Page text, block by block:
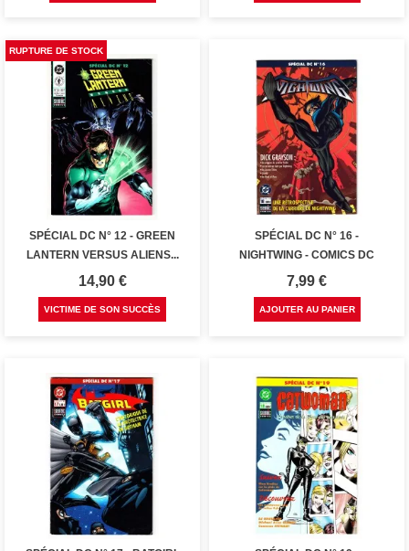
SPÉCIAL DC N° 12 - GREEN
LANTERN VERSUS ALIENS...
Prix
14,90 €
VICTIME DE SON SUCCÈS
RUPTURE DE STOCK
SPÉCIAL DC N° 16 -
NIGHTWING - COMICS DC
Prix
7,99 €
AJOUTER AU PANIER